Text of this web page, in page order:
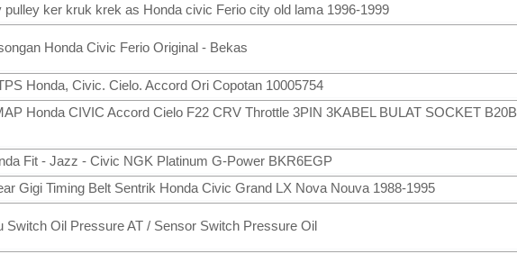
pulley ker kruk krek as Honda civic Ferio city old lama 1996-1999
Honda Civic Ferio Original - Bekas
Honda, Civic. Cielo. Accord Ori Copotan 10005754
Honda CIVIC Accord Cielo F22 CRV Throttle 3PIN 3KABEL BULAT SOCKET B20B
Fit - Jazz - Civic NGK Platinum G-Power BKR6EGP
Gigi Timing Belt Sentrik Honda Civic Grand LX Nova Nouva 1988-1995
Switch Oil Pressure AT / Sensor Switch Pressure Oil